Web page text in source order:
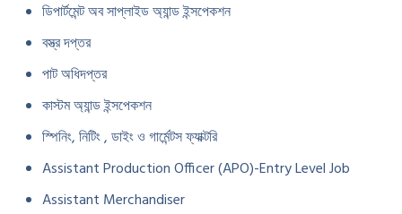
ডিপার্টমেন্ট অব সাপ্লাইড অ্যান্ড ইন্সপেকশন
বস্ত্র দপ্তর
পাট অধিদপ্তর
কাস্টম অ্যান্ড ইন্সপেকশন
স্পিনিং, নিটিং , ডাইং ও গার্মেন্টস ফ্যাক্টরি
Assistant Production Officer (APO)-Entry Level Job
Assistant Merchandiser